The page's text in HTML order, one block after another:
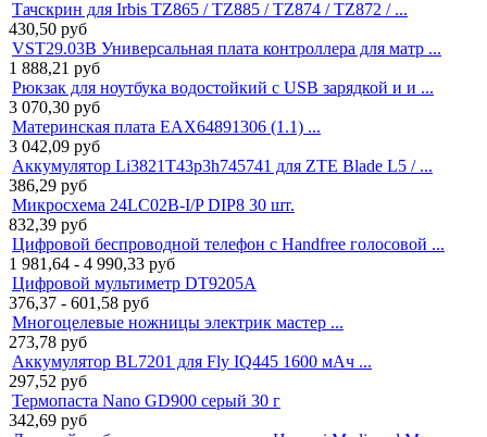
Тачскрин для Irbis TZ865 / TZ885 / TZ874 / TZ872 / ...
430,50 руб
VST29.03B Универсальная плата контроллера для матр ...
1 888,21 руб
Рюкзак для ноутбука водостойкий с USB зарядкой и и ...
3 070,30 руб
Материнская плата EAX64891306 (1.1) ...
3 042,09 руб
Аккумулятор Li3821T43p3h745741 для ZTE Blade L5 / ...
386,29 руб
Микросхема 24LC02B-I/P DIP8 30 шт.
832,39 руб
Цифровой беспроводной телефон с Handfree голосовой ...
1 981,64 - 4 990,33 руб
Цифровой мультиметр DT9205A
376,37 - 601,58 руб
Многоцелевые ножницы электрик мастер ...
273,78 руб
Аккумулятор BL7201 для Fly IQ445 1600 мАч ...
297,52 руб
Термопаста Nano GD900 серый 30 г
342,69 руб